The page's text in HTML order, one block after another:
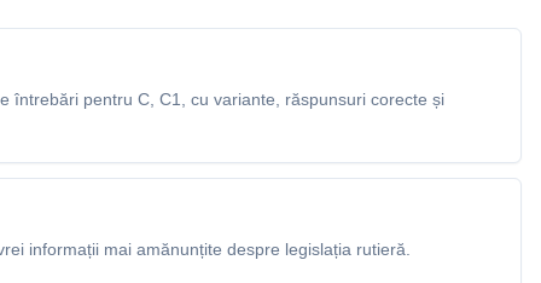
întrebări pentru C, C1, cu variante, răspunsuri corecte și
informații mai amănunțite despre legislația rutieră.